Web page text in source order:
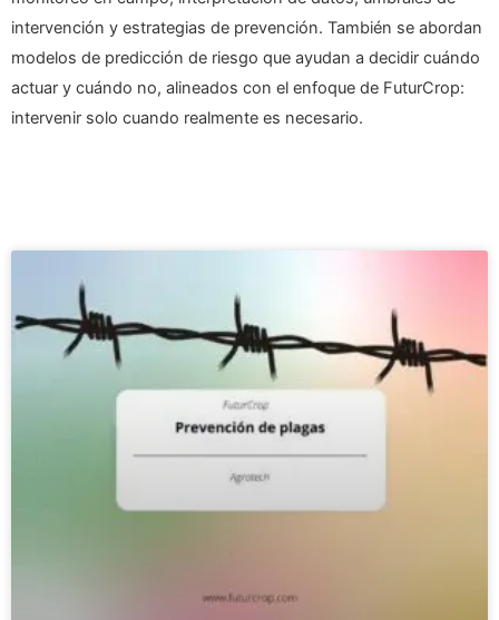
intervención y estrategias de prevención. También se abordan
modelos de predicción de riesgo que ayudan a decidir cuándo
actuar y cuándo no, alineados con el enfoque de FuturCrop:
intervenir solo cuando realmente es necesario.